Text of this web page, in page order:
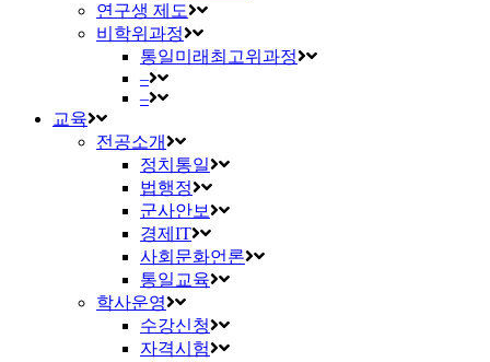
연구생 제도
비학위과정
통일미래최고위과정
–
–
교육
전공소개
정치통일
법행정
군사안보
경제IT
사회문화언론
통일교육
학사운영
수강신청
자격시험